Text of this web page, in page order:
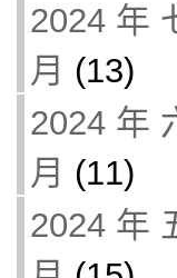
2024 年
月 (13)
2024 年
月 (11)
2024 年